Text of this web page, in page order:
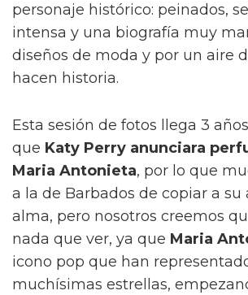
personaje histórico: peinados,
intensa y una biografía muy
diseños de moda y por un aire
hacen historia.
Esta sesión de fotos llega 3
que Katy Perry anunciara
Maria Antonieta, por lo que
a la de Barbados de copiar a su
alma, pero nosotros creemos
nada que ver, ya que Maria
icono pop que han
muchísimas estrellas,